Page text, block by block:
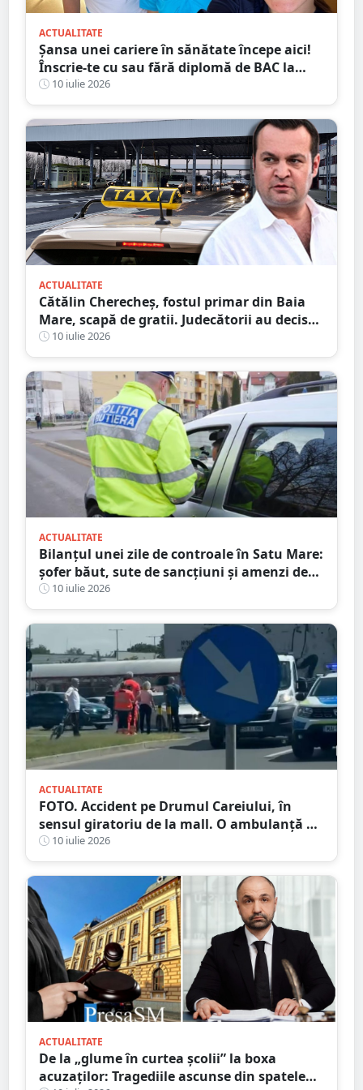
ACTUALITATE
Șansa unei cariere în sănătate începe aici!
Înscrie-te cu sau fără diplomă de BAC la
Școala Postliceală „Henri Coandă” Satu
Mare
10 iulie 2026
ACTUALITATE
Cătălin Cherecheș, fostul primar din Baia
Mare, scapă de gratii. Judecătorii au decis
eliberarea condiționată
10 iulie 2026
ACTUALITATE
Bilanțul unei zile de controale în Satu Mare:
șofer băut, sute de sancțiuni și amenzi de
peste 86.000 de lei
10 iulie 2026
ACTUALITATE
FOTO. Accident pe Drumul Careiului, în
sensul giratoriu de la mall. O ambulanță a
fost chemată la fața locului
10 iulie 2026
ACTUALITATE
De la „glume în curtea școlii” la boxa
acuzaților: Tragediile ascunse din spatele